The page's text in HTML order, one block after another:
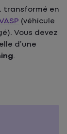
transformé en
(véhicule
Vous devez
d’une
.